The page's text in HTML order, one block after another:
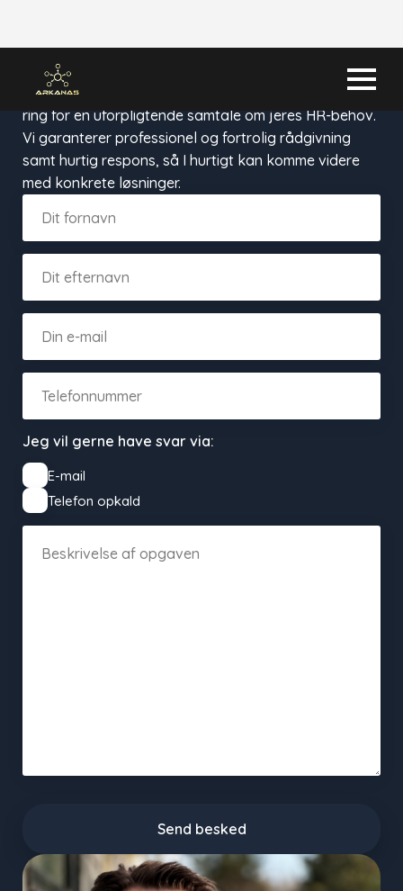
Tag kontakt til Arkanas ApS
Tag kontakt til Arkanas ApS — udfyld formularen eller
ring for en uforpligtende samtale om jeres HR-behov.
Vi garanterer professionel og fortrolig rådgivning
samt hurtig respons, så I hurtigt kan komme videre
med konkrete løsninger.
Jeg vil gerne have svar via:
E-mail
Telefon opkald